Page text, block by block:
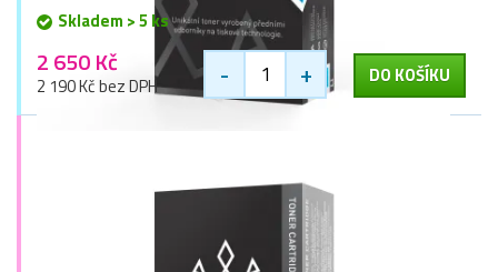
Skladem > 5 ks
2 650 Kč
2 190 Kč bez DPH - + DO KOŠÍKU